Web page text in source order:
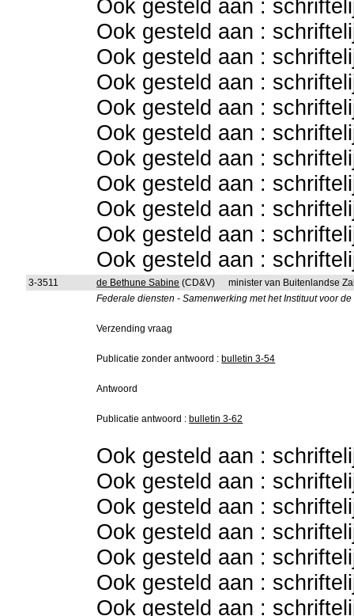
Ook gesteld aan :
Ook gesteld aan :
Ook gesteld aan :
Ook gesteld aan :
Ook gesteld aan :
Ook gesteld aan :
Ook gesteld aan :
Ook gesteld aan :
Ook gesteld aan :
Ook gesteld aan :
Ook gesteld aan :
3-3511 de Bethune Sabine (CD&V)
minister van Buitenlandse
Federale diensten - Samenwerking met het Instituut voor
Verzending vraag
Publicatie zonder antwoord : bulletin 3-54
Antwoord
Publicatie antwoord : bulletin 3-62
Ook gesteld aan :
Ook gesteld aan :
Ook gesteld aan :
Ook gesteld aan :
Ook gesteld aan :
Ook gesteld aan :
Ook gesteld aan :